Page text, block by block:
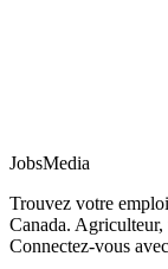
JobsMedia
Trouvez votre
Canada. Agriculteur,
Connectez-vous